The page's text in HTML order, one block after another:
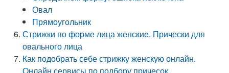
Овал
Прямоугольник
Стрижки по форме лица женские. Прически для
овального лица
Как подобрать себе стрижку женскую онлайн.